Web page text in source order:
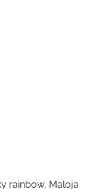
rainbow, Maloja